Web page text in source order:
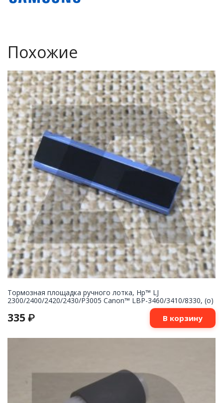
Похожие
Тормозная площадка ручного лотка, Hp™ LJ
2300/2400/2420/2430/P3005 Canon™ LBP-3460/3410/8330, (о)
335 ₽ В корзину